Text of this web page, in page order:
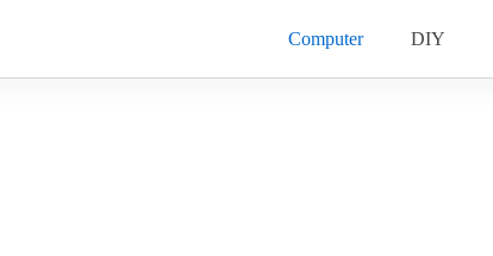
Computer DIY